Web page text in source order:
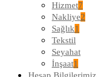
Hizmet7
Nakliye2
Sağlık1
Tekstil
Seyahat
İnşaat1